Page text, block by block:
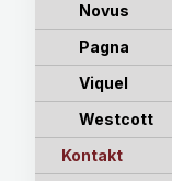
Novus
Pagna
Viquel
Westcott
Kontakt